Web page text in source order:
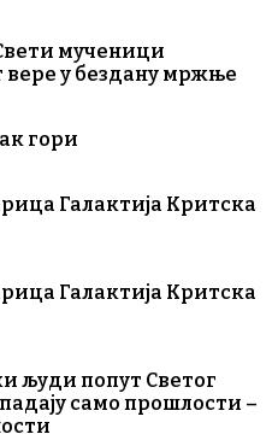
мученици
вере у бездану мржње
гори
Галактија Критска
Галактија Критска
људи попут Светог
само прошлости –